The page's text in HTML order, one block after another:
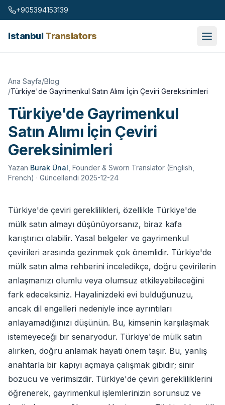
Skip to content
+905394153139
IstanbulTranslators
Ana Sayfa/Blog
/Türkiye'de Gayrimenkul Satın Alımı İçin Çeviri Gereksinimleri
Türkiye'de Gayrimenkul
Satın Alımı İçin Çeviri
Gereksinimleri
Yazan Burak Ünal Founder & Sworn Translator (English,
French) · Güncellendi 2025-12-24
Türkiye'de çeviri gereklilikleri, özellikle Türkiye'de
mülk satın almayı düşünüyorsanız, biraz kafa
karıştırıcı olabilir. Yasal belgeler ve gayrimenkul
çevirileri arasında gezinmek çok önemlidir. Türkiye'de
mülk satın alma rehberini inceledikçe, doğru çevirilerin
anlaşmanızı olumlu veya olumsuz etkileyebileceğini
fark edeceksiniz. Hayalinizdeki evi bulduğunuzu,
ancak dil engelleri nedeniyle ince ayrıntıları
anlayamadığınızı düşünün. Bu, kimsenin karşılaşmak
istemeyeceği bir senaryodur. Türkiye'de mülk satın
alırken, doğru anlamak hayati önem taşır. Bu, yanlış
anahtarla bir kapıyı açmaya çalışmak gibidir; sinir
bozucu ve verimsizdir. Türkiye'de çeviri gerekliliklerini
öğrenerek, gayrimenkul işlemlerinizin sorunsuz ve